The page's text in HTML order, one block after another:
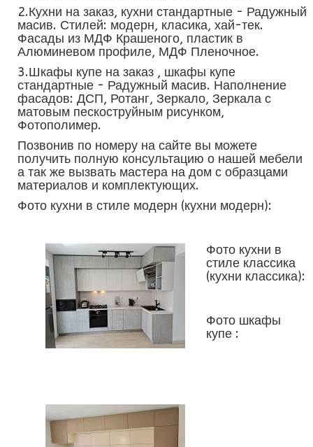
2.Кухни на заказ, кухни стандартные - Радужный
масив. Стилей: модерн, класика, хай-тек.
Фасады из МДФ Крашеного, пластик в
Алюминевом профиле, МДФ Пленочное.
3.Шкафы купе на заказ , шкафы купе
стандартные - Радужный масив. Наполнение
фасадов: ДСП, Ротанг, Зеркало, Зеркала с
матовым пескоструйным рисунком,
Фотополимер.
Позвонив по номеру на сайте вы можете
получить полную консультацию о нашей мебели
а так же вызвать мастера на дом с образцами
материалов и комплектующих.
Фото кухни в стиле модерн (кухни модерн):
Фото кухни в
стиле классика
(кухни классика):
Фото шкафы
купе :